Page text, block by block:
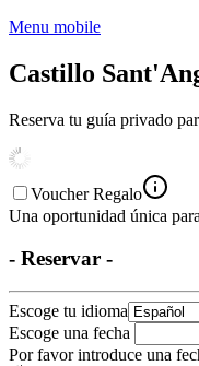
Menu mobile
Castillo
Reserva tu guía privado
Voucher Regalo
Una oportunidad única
- Reservar -
Escoge tu idioma
Escoge una fecha
Por favor introduce una